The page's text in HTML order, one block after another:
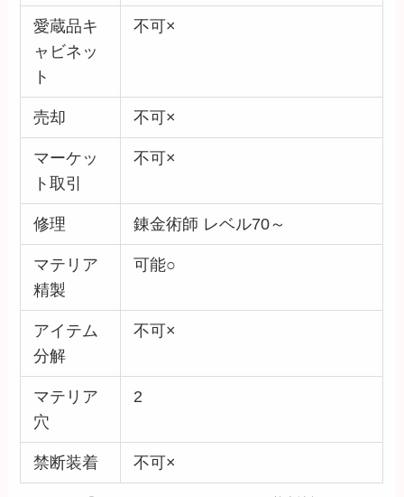
愛蔵品キ
ャビネッ
ト
不可×
売却 不可×
マーケッ
ト取引
不可×
修理 錬金術師 レベル70～
マテリア
精製
可能○
アイテム
分解
不可×
マテリア
穴
2
禁断装着 不可×